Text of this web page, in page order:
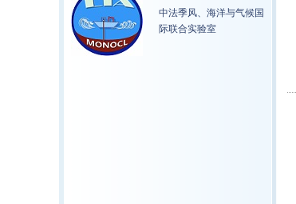
中法季风、海洋与气候国
际联合实验室